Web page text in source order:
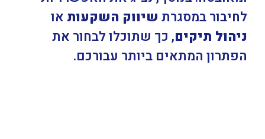
לחיבור במסגרת שיווק השקעות או
ניהול תיקים, כך שתוכלו לבחור את
הפתרון המתאים ביותר עבורכם.